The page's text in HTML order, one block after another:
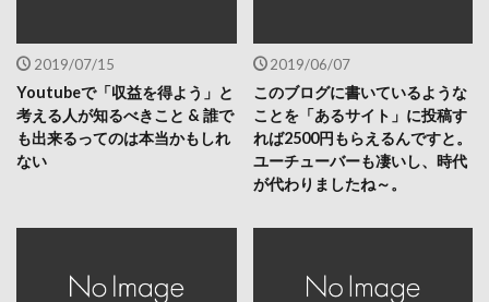
2019/07/15
Youtubeで「収益を得よう」と
考える人が知るべきこと & 誰で
も出来るってのは本当かもしれ
ない
2019/06/07
このブログに書いているような
ことを「あるサイト」に投稿す
れば2500円もらえるんですと。
ユーチューバーも凄いし、時代
が代わりましたね～。